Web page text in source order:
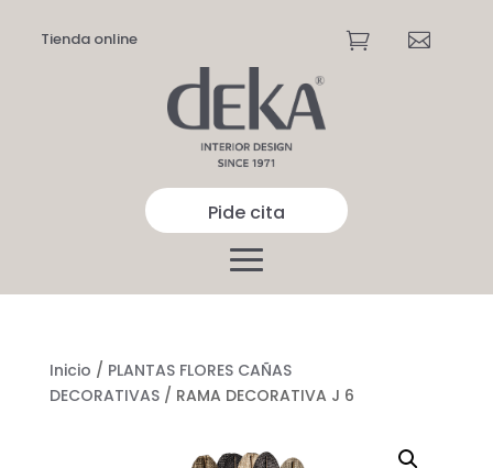
Tienda online  
Pide cita
Inicio / PLANTAS FLORES CAÑAS
DECORATIVAS/ RAMA DECORATIVA J 6